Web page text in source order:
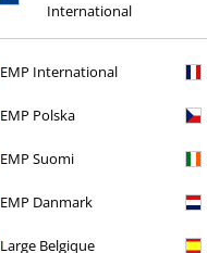
International
EMP International
EMP Polska
EMP Suomi
EMP Danmark
Large Belgique